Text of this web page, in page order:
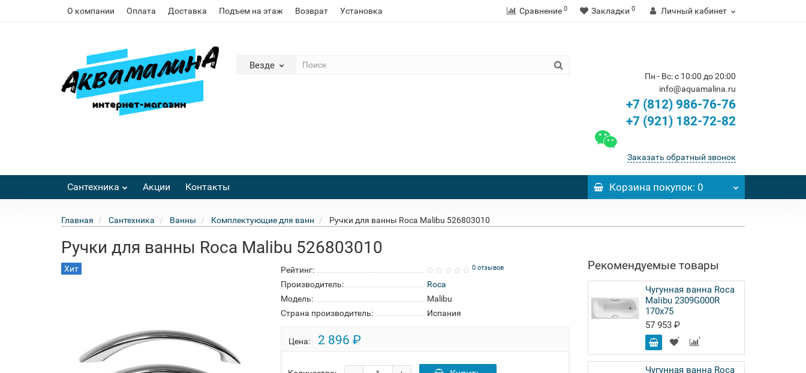
О компании Оплата Доставка Подъем на этаж Возврат Установка Сравнение 0 Закладки 0 Личный кабинет
Везде
Пн - Вс: с 10:00 до 20:00
info@aquamalina.ru
+7 (812) 986-76-76
+7 (921) 182-72-82
Заказать обратный звонок
Сантехника Акции Контакты Корзинапокупок: 0
Главная Сантехника Ванны Комплектующие для ванн Ручки для ванны Roca Malibu 526803010
Ручки для ванны Roca Malibu 526803010
Хит Рейтинг: 0 отзывов
Производитель:
Roca
Модель:
Malibu
Страна производитель:
Испания
Цена: 2 896 ₽
Рекомендуемые товары
Чугунная ванна Roca
Malibu 2309G000R
170x75
57 953 ₽
Чугунная ванна Roca